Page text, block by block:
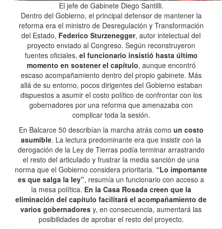
El jefe de Gabinete Diego Santilli.
Dentro del Gobierno, el principal defensor de mantener la
reforma era el ministro de Desregulación y Transformación
del Estado, Federico Sturzenegger, autor intelectual del
proyecto enviado al Congreso. Según reconstruyeron
fuentes oficiales, el funcionario insistió hasta último
momento en sostener el capítulo, aunque encontró
escaso acompañamiento dentro del propio gabinete. Más
allá de su entorno, pocos dirigentes del Gobierno estaban
dispuestos a asumir el costo político de confrontar con los
gobernadores por una reforma que amenazaba con
complicar toda la sesión.
En Balcarce 50 describían la marcha atrás como un costo
asumible. La lectura predominante era que insistir con la
derogación de la Ley de Tierras podía terminar arrastrando
el resto del articulado y frustrar la media sanción de una
norma que el Gobierno considera prioritaria. “Lo importante
es que salga la ley”, resumía un funcionario con acceso a
la mesa política. En la Casa Rosada creen que la
eliminación del capítulo facilitará el acompañamiento de
varios gobernadores y, en consecuencia, aumentará las
posibilidades de aprobar el resto del proyecto.